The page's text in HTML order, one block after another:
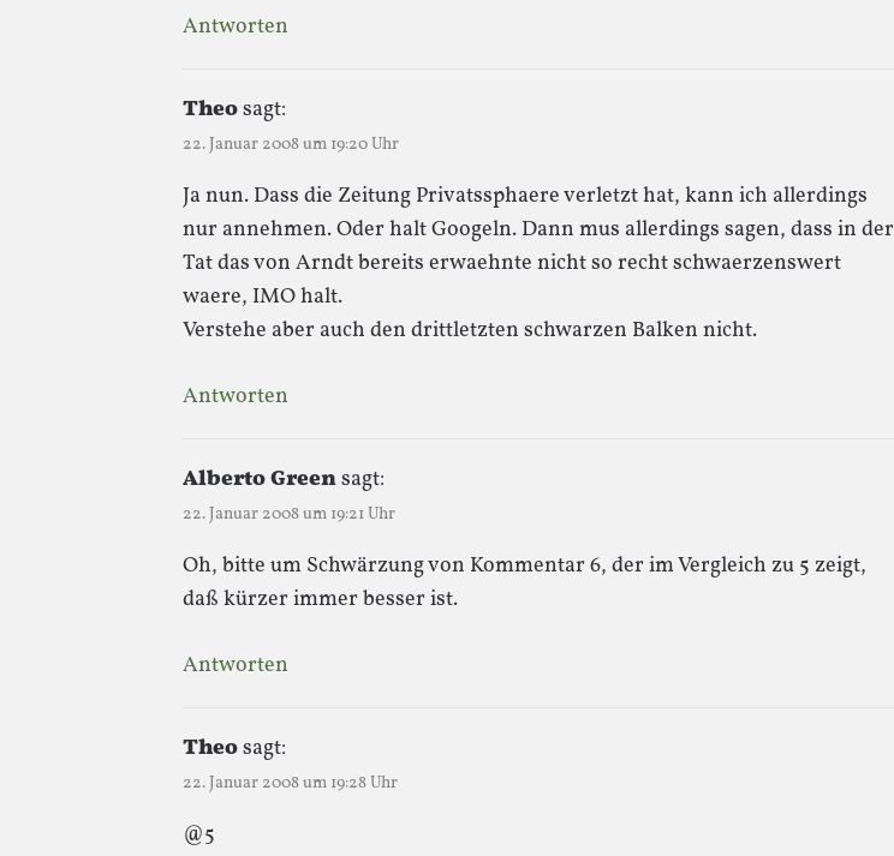
Antworten
Theosagt:
22. Januar 2008 um 19:20 Uhr
Ja nun. Dass die Zeitung Privatssphaere verletzt hat, kann ich allerdings
nur annehmen. Oder halt Googeln. Dann mus allerdings sagen, dass in der
Tat das von Arndt bereits erwaehnte nicht so recht schwaerzenswert
waere, IMO halt.
Verstehe aber auch den drittletzten schwarzen Balken nicht.
Antworten
Alberto Greensagt:
22. Januar 2008 um 19:21 Uhr
Oh, bitte um Schwärzung von Kommentar 6, der im Vergleich zu 5 zeigt,
daß kürzer immer besser ist.
Antworten
Theosagt:
22. Januar 2008 um 19:28 Uhr
@5